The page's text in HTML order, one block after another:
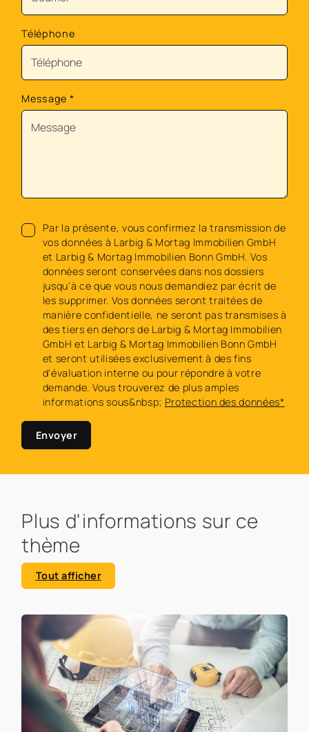
Téléphone
Message *
Par la présente, vous confirmez la transmission de
vos données à Larbig & Mortag Immobilien GmbH
et Larbig & Mortag Immobilien Bonn GmbH. Vos
données seront conservées dans nos dossiers
jusqu'à ce que vous nous demandiez par écrit de
les supprimer. Vos données seront traitées de
manière confidentielle, ne seront pas transmises à
des tiers en dehors de Larbig & Mortag Immobilien
GmbH et Larbig & Mortag Immobilien Bonn GmbH
et seront utilisées exclusivement à des fins
d'évaluation interne ou pour répondre à votre
demande. Vous trouverez de plus amples
informations sous&nbsp; Protection des données*
Envoyer
Plus d'informations sur ce
thème
Tout afficher